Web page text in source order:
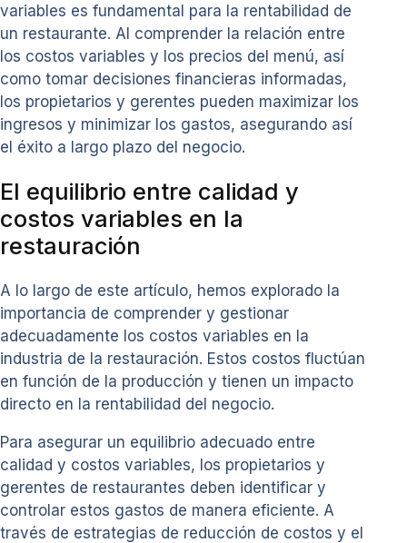
variables es fundamental para la rentabilidad de
un restaurante. Al comprender la relación entre
los costos variables y los precios del menú, así
como tomar decisiones financieras informadas,
los propietarios y gerentes pueden maximizar los
ingresos y minimizar los gastos, asegurando así
el éxito a largo plazo del negocio.
El equilibrio entre calidad y
costos variables en la
restauración
A lo largo de este artículo, hemos explorado la
importancia de comprender y gestionar
adecuadamente los costos variables en la
industria de la restauración. Estos costos fluctúan
en función de la producción y tienen un impacto
directo en la rentabilidad del negocio.
Para asegurar un equilibrio adecuado entre
calidad y costos variables, los propietarios y
gerentes de restaurantes deben identificar y
controlar estos gastos de manera eficiente. A
través de estrategias de reducción de costos y el